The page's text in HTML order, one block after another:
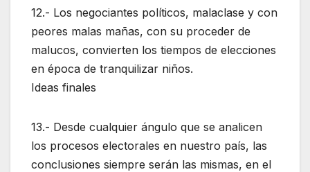
12.- Los negociantes políticos, malaclase y con
peores malas mañas, con su proceder de
malucos, convierten los tiempos de elecciones
en época de tranquilizar niños.
Ideas finales
13.- Desde cualquier ángulo que se analicen
los procesos electorales en nuestro país, las
conclusiones siempre serán las mismas, en el